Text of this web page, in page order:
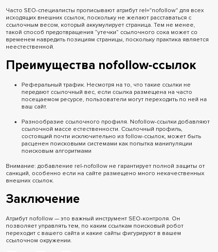
Часто SEO-специалисты прописывают атрибут rel="nofollow" для всех
исходящих внешних ссылок, поскольку не желают расставаться с
ссылочным весом, который аккумулирует страница. Тем не менее,
такой способ предотвращения “утечки” ссылочного сока может со
временем навредить позициям страницы, поскольку практика является
неестественной.
Преимущества nofollow-ссылок
Реферальный трафик. Несмотря на то, что такие ссылки не
передают ссылочный вес, если ссылка размещена на часто
посещаемом ресурсе, пользователи могут переходить по ней на
ваш сайт.
Разнообразие ссылочного профиля. Nofollow-ссылки добавляют
ссылочной массе естественности. Ссылочный профиль,
состоящий почти исключительно из follow-ссылок, может быть
расценен поисковыми системами как попытка манипуляции
поисковым алгоритмами
Внимание: добавление rel-nofollow не гарантирует полной защиты от
санкций, особенно если на сайте размещено много некачественных
внешних ссылок.
Заключение
Атрибут nofollow — это важный инструмент SEO-контроля. Он
позволяет управлять тем, по каким ссылкам поисковый робот
переходит с вашего сайта и какие сайты фигурируют в вашем
ссылочном окружении.